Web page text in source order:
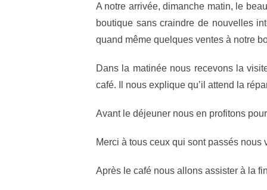
A notre arrivée, dimanche matin, le
boutique sans craindre de nouvelles
quand même quelques ventes à notre
Dans la matinée nous recevons la
café. Il nous explique qu’il attend la
Avant le déjeuner nous en profitons
Merci à tous ceux qui sont passés
Après le café nous allons assister à la